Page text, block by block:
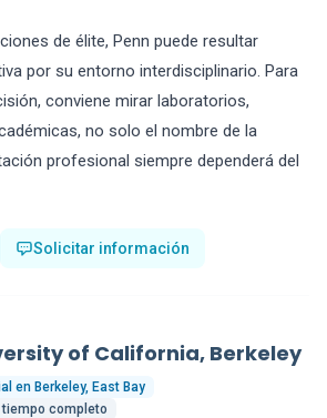
de élite, Penn puede resultar
por su entorno interdisciplinario. Para
conviene mirar laboratorios,
no solo el nombre de la
profesional siempre dependerá del
Solicitar información
of California, Berkeley
en Berkeley, East Bay
completo